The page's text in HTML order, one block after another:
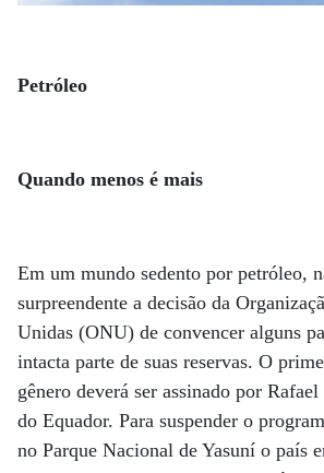
Petróleo
Quando menos é mais
Em um mundo sedento por petróleo,
surpreendente a decisão da
Unidas (ONU) de convencer alguns
intacta parte de suas reservas. O
gênero deverá ser assinado por
do Equador. Para suspender o
no Parque Nacional de Yasuní o país